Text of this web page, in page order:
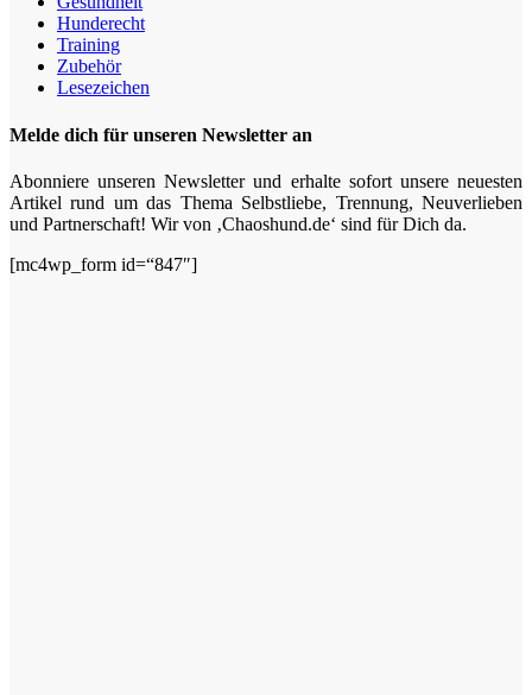
Hunderecht
Training
Zubehör
Lesezeichen
Melde dich für unseren Newsletter an
Abonniere unseren Newsletter und erhalte sofort unsere neuesten
Artikel rund um das Thema Selbstliebe, Trennung, Neuverlieben
und Partnerschaft! Wir von ‚Chaoshund.de‘ sind für Dich da.
[mc4wp_form id=“847″]